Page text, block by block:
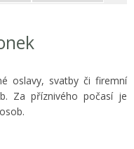
oslavy, svatby či firemní
Za příznivého počasí je